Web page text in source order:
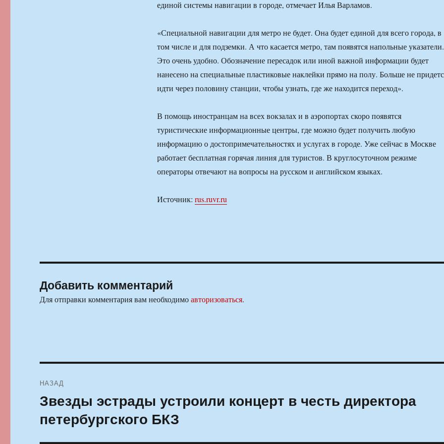
единой системы навигации в городе, отмечает Илья Варламов.
«Специальной навигации для метро не будет. Она будет единой для всего города, в
том числе и для подземки. А что касается метро, там появятся напольные указатели.
Это очень удобно. Обозначение пересадок или иной важной информации будет
нанесено на специальные пластиковые наклейки прямо на полу. Больше не
идти через половину станции, чтобы узнать, где же находится переход».
В помощь иностранцам на всех вокзалах и в аэропортах скоро появятся
туристические информационные центры, где можно будет получить любую
информацию о достопримечательностях и услугах в городе. Уже сейчас в Москве
работает бесплатная горячая линия для туристов. В круглосуточном режиме
операторы отвечают на вопросы на русском и английском языках.
Источник: rus.ruvr.ru
Добавить комментарий
Для отправки комментария вам необходимоавторизоваться.
по
записям
НАЗАД
Предыдущая
Звезды эстрады устроили концерт в честь директора
петербургского БКЗ